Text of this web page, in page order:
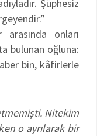
Şüphesiz
onları
bulunan oğluna:
bin, kâfirlerle
Nitekim
o ayrılarak bir